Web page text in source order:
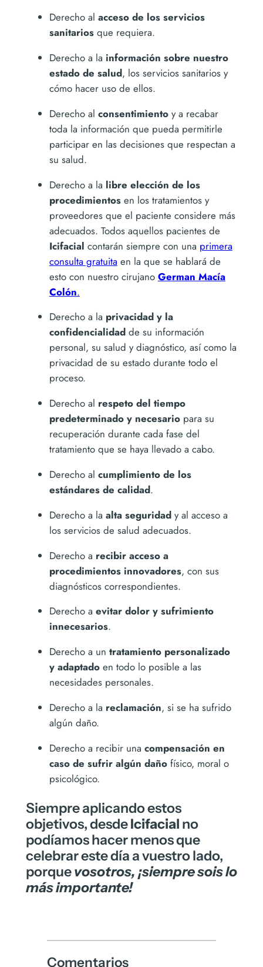
Derecho al acceso de los servicios
sanitariosque requiera.
Derecho a la información sobre nuestro
estado de salud, los servicios sanitarios y
cómo hacer uso de ellos.
Derecho al consentimientoy a recabar
toda la información que pueda permitirle
participar en las decisiones que respectan a
su salud.
Derecho a la libre elección de los
procedimientosen los tratamientos y
proveedores que el paciente considere más
adecuados. Todos aquellos pacientes de
Icifacial contarán siempre con una primera
consulta gratuita en la que se hablará de
esto con nuestro cirujano German Macía
Colón.
Derecho a la privacidad y la
confidencialidadde su información
personal, su salud y diagnóstico, así como la
privacidad de su estado durante todo el
proceso.
Derecho al respeto del tiempo
predeterminado y necesariopara su
recuperación durante cada fase del
tratamiento que se haya llevado a cabo.
Derecho al cumplimiento de los
estándares de calidad.
Derecho a la alta seguridady al acceso a
los servicios de salud adecuados.
Derecho a recibir acceso a
procedimientos innovadores, con sus
diagnósticos correspondientes.
Derecho a evitar dolor y sufrimiento
innecesarios.
Derecho a un tratamiento personalizado
y adaptadoen todo lo posible a las
necesidades personales.
Derecho a la reclamación, si se ha sufrido
algún daño.
Derecho a recibir una compensación en
caso de sufrir algún dañofísico, moral o
psicológico.
Siempre aplicando estos
objetivos, desdeIcifacial no
podíamos hacer menos que
celebrar este día a vuestro lado,
porquevosotros, ¡siempre sois lo
más importante!
Comentarios